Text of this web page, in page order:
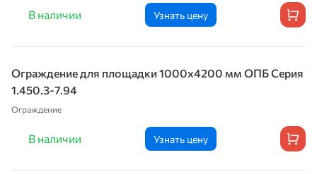
В наличии Узнать цену
Ограждение для площадки 1000х4200 мм ОПБ Серия
1.450.3-7.94
Ограждение
В наличии Узнать цену